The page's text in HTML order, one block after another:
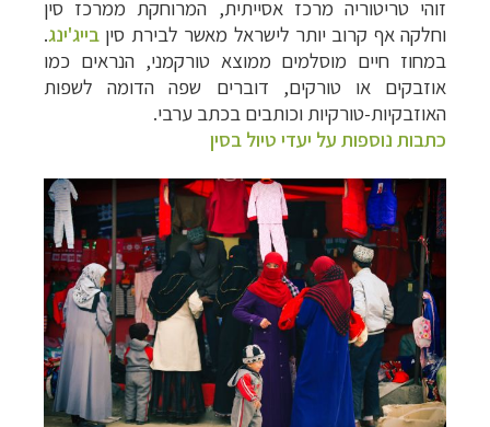
זוהי טריטוריה מרכז אסייתית, המרוחקת ממרכז סין
וחלקה אף קרוב יותר לישראל מאשר לבירת סין בייג'ינג.
במחוז חיים מוסלמים ממוצא טורקמני, הנראים כמו
אוזבקים או טורקים, דוברים שפה הדומה לשפות
האוזבקיות-טורקיות וכותבים בכתב ערבי.
כתבות נוספות על יעדי טיול בסין